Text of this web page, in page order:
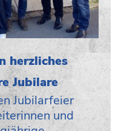
herzliches
Jubilare
Jubilarfeier
und